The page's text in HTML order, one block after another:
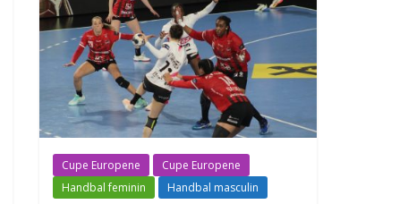
Cupe Europene
Cupe Europene
Handbal feminin
Handbal masculin